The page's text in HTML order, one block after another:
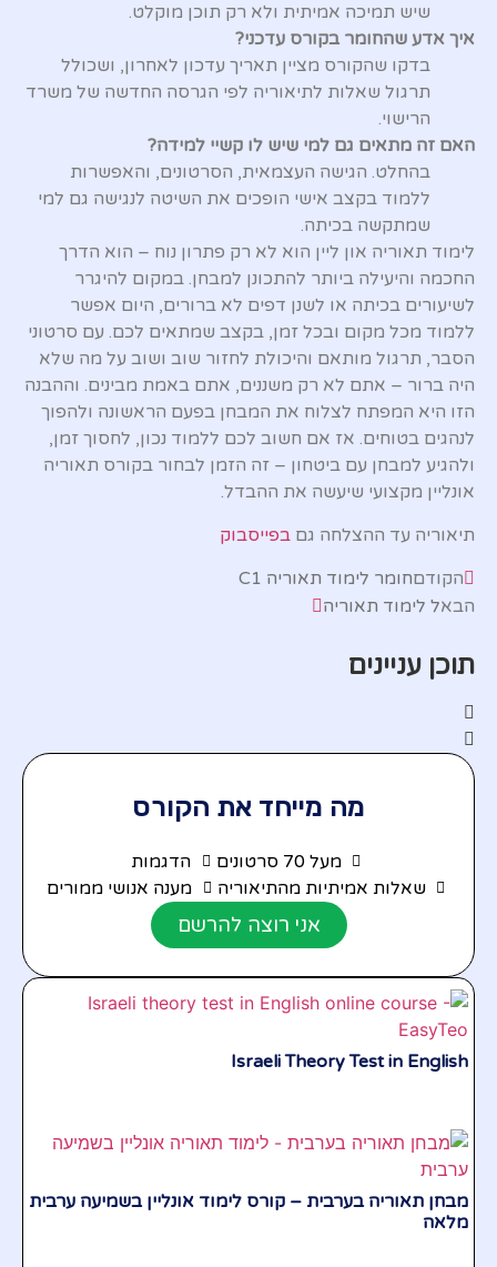
שיש תמיכה אמיתית ולא רק תוכן מוקלט.
איך אדע שהחומר בקורס עדכני?
בדקו שהקורס מציין תאריך עדכון לאחרון, ושכולל
תרגול שאלות לתיאוריה לפי הגרסה החדשה של משרד
הרישוי.
האם זה מתאים גם למי שיש לו קשיי למידה?
בהחלט. הגישה העצמאית, הסרטונים, והאפשרות
ללמוד בקצב אישי הופכים את השיטה לנגישה גם למי
שמתקשה בכיתה.
לימוד תאוריה און ליין הוא לא רק פתרון נוח – הוא הדרך
החכמה והיעילה ביותר להתכונן למבחן. במקום להיגרר
לשיעורים בכיתה או לשנן דפים לא ברורים, היום אפשר
ללמוד מכל מקום ובכל זמן, בקצב שמתאים לכם. עם סרטוני
הסבר, תרגול מותאם והיכולת לחזור שוב ושוב על מה שלא
היה ברור – אתם לא רק משננים, אתם באמת מבינים. וההבנה
הזו היא המפתח לצלוח את המבחן בפעם הראשונה ולהפוך
לנהגים בטוחים. אז אם חשוב לכם ללמוד נכון, לחסוך זמן,
ולהגיע למבחן עם ביטחון – זה הזמן לבחור בקורס תאוריה
אונליין מקצועי שיעשה את ההבדל.
תיאוריה עד ההצלחה גם בפייסבוק
הקודםחומר לימוד תאוריה C1
הבאל לימוד תאוריה
תוכן עניינים
מה מייחד את הקורס
מעל 70 סרטונים
הדגמות
שאלות אמיתיות מהתיאוריה
מענה אנושי ממורים
אני רוצה להרשם
Israeli Theory Test in English
מבחן תאוריה בערבית – קורס לימוד אונליין בשמיעה ערבית
מלאה